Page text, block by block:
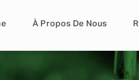
À Propos De Nous